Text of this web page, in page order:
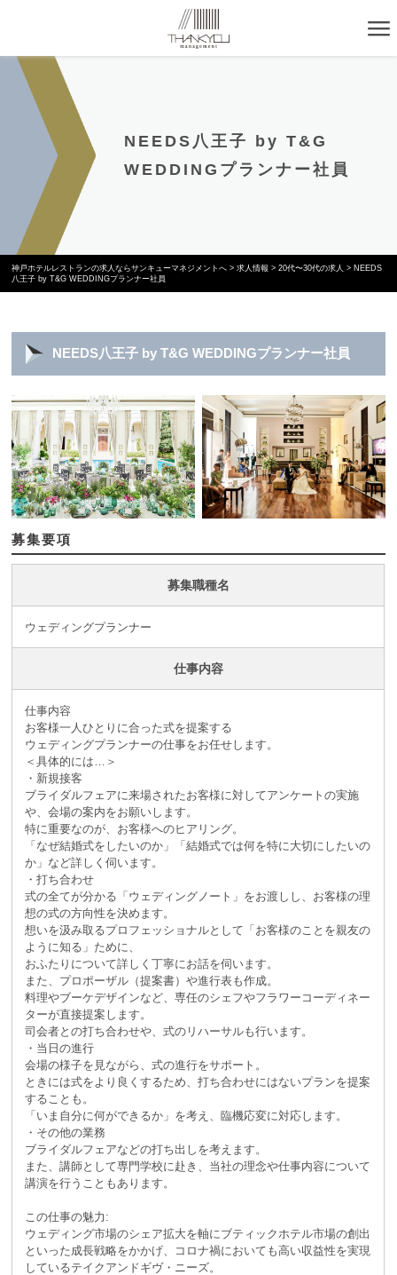
NEEDS八王子 by T&G
WEDDINGプランナー社員
神戸ホテルレストランの求人ならサンキューマネジメントへ >求人情報 >20代〜30代の求人 > NEEDS
八王子 by T&G WEDDINGプランナー社員
NEEDS八王子 by T&G WEDDINGプランナー社員
募集要項
募集職種名
ウェディングプランナー
仕事内容
仕事内容
お客様一人ひとりに合った式を提案する
ウェディングプランナーの仕事をお任せします。
＜具体的には…＞
・新規接客
ブライダルフェアに来場されたお客様に対してアンケートの実施
や、会場の案内をお願いします。
特に重要なのが、お客様へのヒアリング。
「なぜ結婚式をしたいのか」「結婚式では何を特に大切にしたいの
か」など詳しく伺います。
・打ち合わせ
式の全てが分かる「ウェディングノート」をお渡しし、お客様の理
想の式の方向性を決めます。
想いを汲み取るプロフェッショナルとして「お客様のことを親友の
ように知る」ために、
おふたりについて詳しく丁寧にお話を伺います。
また、プロポーザル（提案書）や進行表も作成。
料理やブーケデザインなど、専任のシェフやフラワーコーディネー
ターが直接提案します。
司会者との打ち合わせや、式のリハーサルも行います。
・当日の進行
会場の様子を見ながら、式の進行をサポート。
ときには式をより良くするため、打ち合わせにはないプランを提案
することも。
「いま自分に何ができるか」を考え、臨機応変に対応します。
・その他の業務
ブライダルフェアなどの打ち出しを考えます。
また、講師として専門学校に赴き、当社の理念や仕事内容について
講演を行うこともあります。
この仕事の魅力:
ウェディング市場のシェア拡大を軸にブティックホテル市場の創出
といった成長戦略をかかげ、コロナ禍においても高い収益性を実現
しているテイクアンドギヴ・ニーズ。